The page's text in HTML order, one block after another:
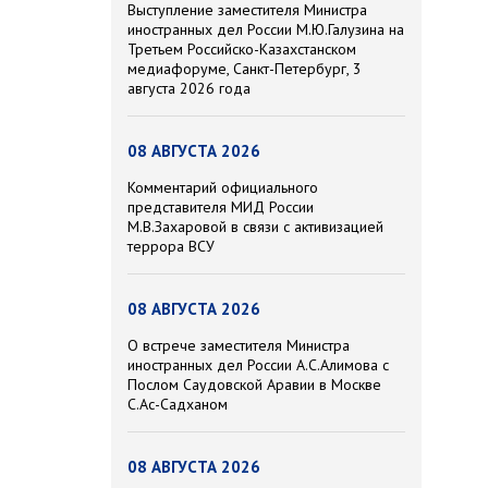
Выступление заместителя Министра
иностранных дел России М.Ю.Галузина на
Третьем Российско-Казахстанском
медиафоруме, Санкт-Петербург, 3
августа 2026 года
08 АВГУСТА 2026
Комментарий официального
представителя МИД России
М.В.Захаровой в связи с активизацией
террора ВСУ
08 АВГУСТА 2026
О встрече заместителя Министра
иностранных дел России А.С.Алимова с
Послом Саудовской Аравии в Москве
С.Ас-Садханом
08 АВГУСТА 2026